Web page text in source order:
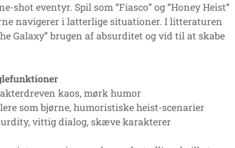
eventyr. Spil som “Fiasco” og “Honey Heist”
navigerer i latterlige situationer. I litteraturen
Galaxy” brugen af absurditet og vid til at skabe
kaos, mørk humor
som bjørne, humoristiske heist-scenarier
vittig dialog, skæve karakterer